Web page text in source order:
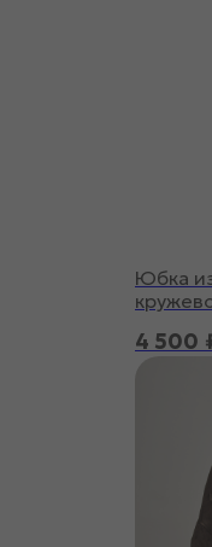
Юбка
4 500